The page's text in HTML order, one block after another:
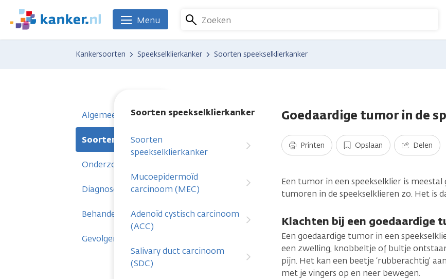
naar
We
zijn
Zoeken
Menu
Kankersoorten Speekselklierkanker Soorten speekselklierkanker
Algemeen
Soorten speekselklierkanker
Soorten speekselklierkanker
Soorten
speekselklierkanker
Mucoepidermoïd
carcinoom (MEC)
Adenoïd cystisch carcinoom
(ACC)
Salivary duct carcinoom
(SDC)
Onderzoeken
Diagnose
Behandelingen
Gevolgen
Goedaardige tumor in de
Printen Opslaan Delen
Een tumor in een speekselklier is meestal
tumoren in de speekselklieren zo. Het is
Klachten bij een goedaardige
Een goedaardige tumor in een
een zwelling, knobbeltje of bultje
pijn. Het kan een beetje ‘rubberachtig’
met je vingers op en neer bewegen.